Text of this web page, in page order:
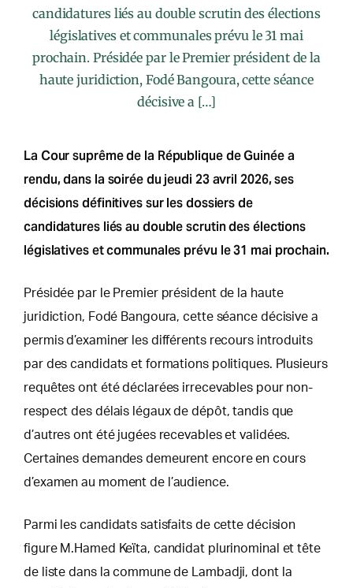
candidatures liés au double scrutin des élections
législatives et communales prévu le 31 mai
prochain. Présidée par le Premier président de la
haute juridiction, Fodé Bangoura, cette séance
décisive a […]
La Cour suprême de la République de Guinée a
rendu, dans la soirée du jeudi 23 avril 2026, ses
décisions définitives sur les dossiers de
candidatures liés au double scrutin des élections
législatives et communales prévu le 31 mai prochain.
Présidée par le Premier président de la haute
juridiction, Fodé Bangoura, cette séance décisive a
permis d’examiner les différents recours introduits
par des candidats et formations politiques. Plusieurs
requêtes ont été déclarées irrecevables pour non-
respect des délais légaux de dépôt, tandis que
d’autres ont été jugées recevables et validées.
Certaines demandes demeurent encore en cours
d’examen au moment de l’audience.
Parmi les candidats satisfaits de cette décision
figure M.Hamed Keïta, candidat plurinominal et tête
de liste dans la commune de Lambadji, dont la